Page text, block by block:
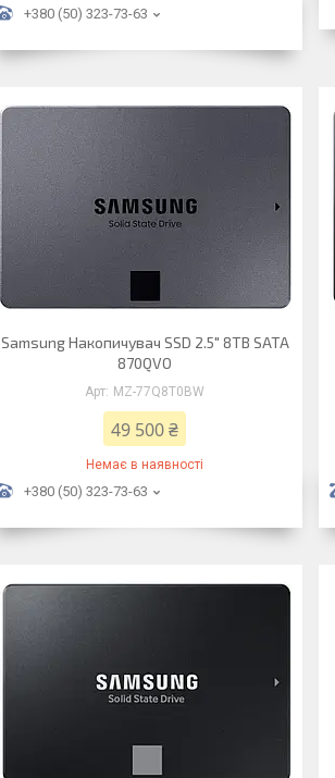
+380 (50) 323-73-63
Samsung Накопичувач SSD 2.5" 8TB SATA
870QVO
MZ-77Q8T0BW
49 500 ₴
Немає в наявності
+380 (50) 323-73-63